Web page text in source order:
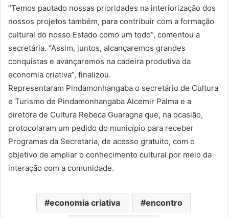
“Temos pautado nossas prioridades na interiorização dos
nossos projetos também, para contribuir com a formação
cultural do nosso Estado como um todo”, comentou a
secretária. “Assim, juntos, alcançaremos grandes
conquistas e avançaremos na cadeira produtiva da
economia criativa”, finalizou.
Representaram Pindamonhangaba o secretário de Cultura
e Turismo de Pindamonhangaba Alcemir Palma e a
diretora de Cultura Rebeca Guaragna que, na ocasião,
protocolaram um pedido do município para receber
Programas da Secretaria, de acesso gratuito, com o
objetivo de ampliar o conhecimento cultural por meio da
interação com a comunidade.
economia criativa encontro